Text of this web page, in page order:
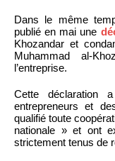
Dans le même
publié en mai une
Khozandar et
Muhammad al-
l’entreprise.
Cette déclaration
entrepreneurs et
qualifié toute
nationale » et ont
strictement tenus de